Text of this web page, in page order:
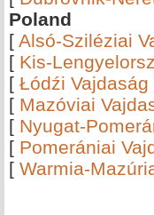
Poland
[ Alsó-Sziléziai
[ Kis-
[ Łódźi Vajdaság
[ Mazóviai
[ Nyugat-
[ Pomerániai
[ Warmia-